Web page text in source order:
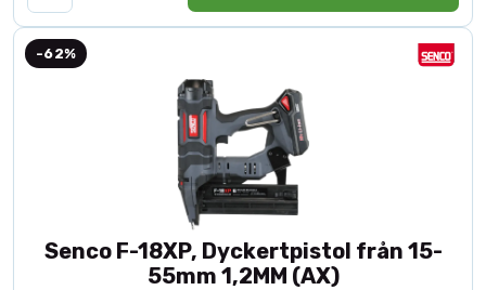
-62%
Senco F-18XP, Dyckertpistol från 15-
55mm 1,2MM (AX)